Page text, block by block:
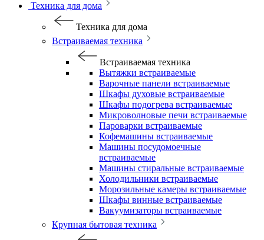
Техника для дома
Техника для дома
Встраиваемая техника
Встраиваемая техника
Вытяжки встраиваемые
Варочные панели встраиваемые
Шкафы духовые встраиваемые
Шкафы подогрева встраиваемые
Микроволновые печи встраиваемые
Пароварки встраиваемые
Кофемашины встраиваемые
Машины посудомоечные
встраиваемые
Машины стиральные встраиваемые
Холодильники встраиваемые
Морозильные камеры встраиваемые
Шкафы винные встраиваемые
Вакуумизаторы встраиваемые
Крупная бытовая техника